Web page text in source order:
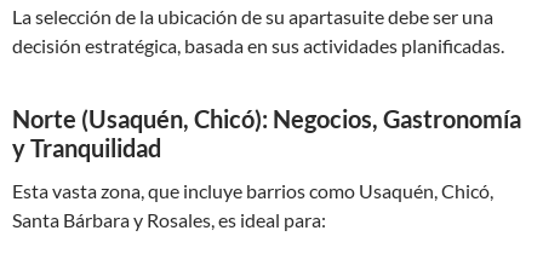
La selección de la ubicación de su apartasuite debe ser una
decisión estratégica, basada en sus actividades planificadas.
Norte (Usaquén, Chicó): Negocios, Gastronomía
y Tranquilidad
Esta vasta zona, que incluye barrios como Usaquén, Chicó,
Santa Bárbara y Rosales, es ideal para: